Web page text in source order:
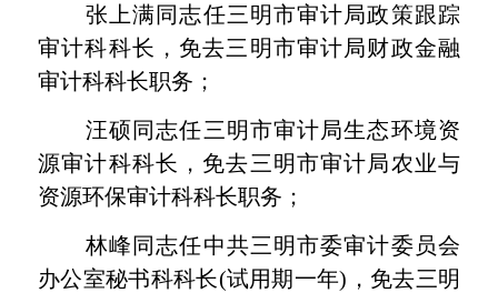
张上满同志任三明市审计局政策跟踪
审计科科长，免去三明市审计局财政金融
审计科科长职务；
汪硕同志任三明市审计局生态环境资
源审计科科长，免去三明市审计局农业与
资源环保审计科科长职务；
林峰同志任中共三明市委审计委员会
办公室秘书科科长(试用期一年) ，免去三明